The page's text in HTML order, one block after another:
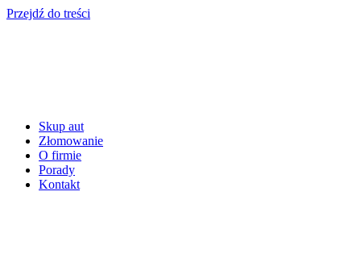
Przejdź do treści
Skup aut
Złomowanie
O firmie
Porady
Kontakt